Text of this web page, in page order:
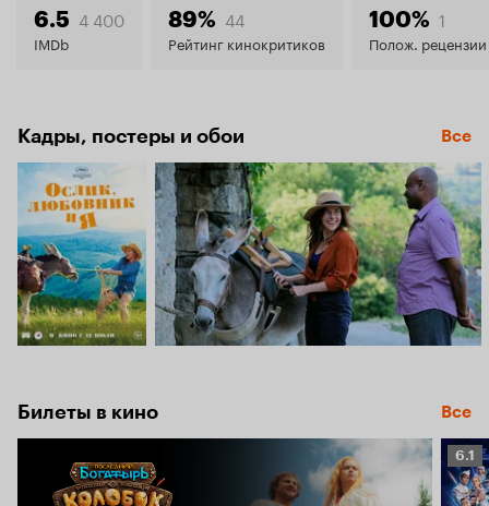
6.8
6.5 4 400
IMDb
89% 44
Рейтинг кинокритиков
100% 1
Полож. рецензии
Кадры, постеры и обои Все
Билеты в кино Все
6.1
6.1